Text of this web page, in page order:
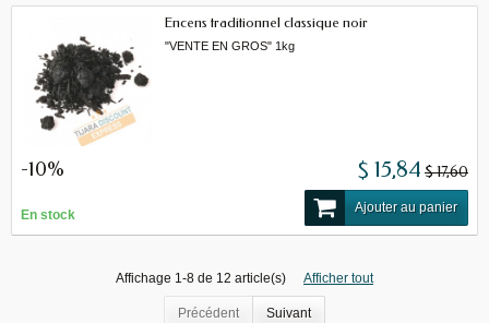
Encens traditionnel classique noir
"VENTE EN GROS" 1kg
-10% $ 15,84 $ 17,60
En stock
Ajouter au panier
Affichage 1-8 de 12 article(s) Afficher tout
Précédent Suivant